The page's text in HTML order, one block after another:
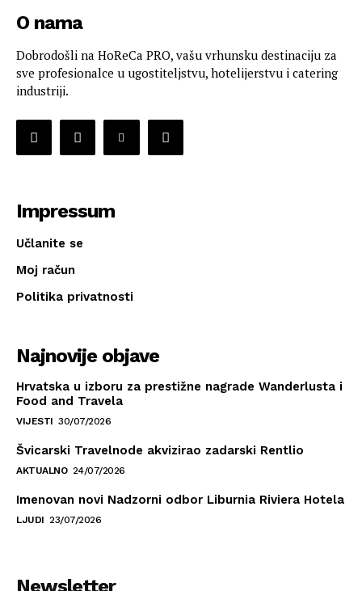
O nama
Dobrodošli na HoReCa PRO, vašu vrhunsku destinaciju za
sve profesionalce u ugostiteljstvu, hotelijerstvu i catering
industriji.
Impressum
Učlanite se
Moj račun
Politika privatnosti
Najnovije objave
Hrvatska u izboru za prestižne nagrade Wanderlusta i
Food and Travela
VIJESTI 30/07/2026
Švicarski Travelnode akvizirao zadarski Rentlio
AKTUALNO 24/07/2026
Imenovan novi Nadzorni odbor Liburnia Riviera Hotela
LJUDI 23/07/2026
Newsletter